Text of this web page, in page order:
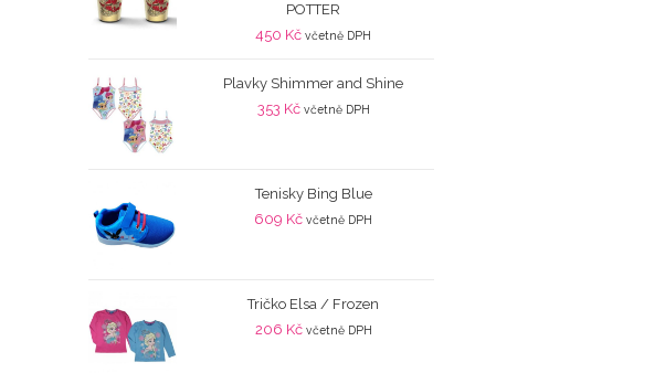
POTTER
450 Kč včetně DPH
Plavky Shimmer and Shine
353 Kč včetně DPH
Tenisky Bing Blue
609 Kč včetně DPH
Tričko Elsa / Frozen
206 Kč včetně DPH